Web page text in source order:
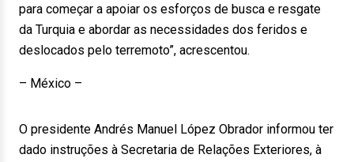
para começar a apoiar os esforços de busca e resgate
da Turquia e abordar as necessidades dos feridos e
deslocados pelo terremoto”, acrescentou.
– México –
O presidente Andrés Manuel López Obrador informou ter
dado instruções à Secretaria de Relações Exteriores, à